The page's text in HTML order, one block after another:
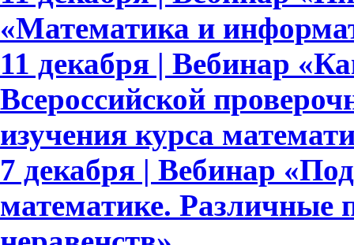
«Математика и
11 декабря | Вебинар
Всероссийской
изучения курса
7 декабря | Вебинар
математике. Различные